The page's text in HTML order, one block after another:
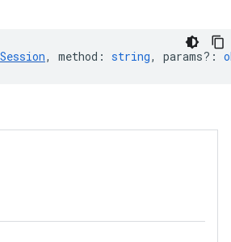
, method : string, params? :